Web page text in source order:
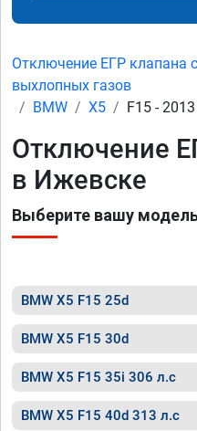
Отключение ЕГР клапана
выхлопных газов
BMW
X5 F15 -
Отключение
в Ижевске
Выберите вашу
BMW X5 F15 25d
BMW X5 F15 30d
BMW X5 F15 35i 306 л.с
BMW X5 F15 40d 313 л.с